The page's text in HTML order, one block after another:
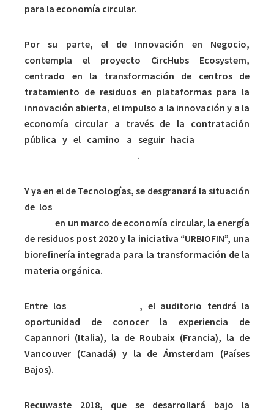
para la economía circular.
Por su parte, el de Innovación en Negocio,
contempla el proyecto CircHubs Ecosystem,
centrado en la transformación de centros de
tratamiento de residuos en plataformas para la
innovación abierta, el impulso a la innovación y a la
economía circular a través de la contratación
pública y el camino a seguir hacia
.
Y ya en el de Tecnologías, se desgranará la situación
de los
en un marco de economía circular, la energía
de residuos post 2020 y la iniciativa “URBIOFIN”, una
biorefinería integrada para la transformación de la
materia orgánica.
Entre los
, el auditorio tendrá la
oportunidad de conocer la experiencia de
Capannori (Italia), la de Roubaix (Francia), la de
Vancouver (Canadá) y la de Ámsterdam (Países
Bajos).
Recuwaste 2018, que se desarrollará bajo la